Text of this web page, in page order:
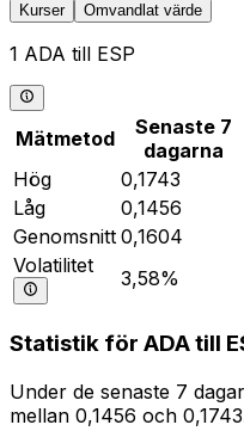
Kurser Omvandlat värde
1 ADA till ESP
Mätmetod
Senaste 7
dagarna
Hög
0,1743
Låg
0,1456
Genomsnitt 0,1604
Volatilitet
3,58%
Statistik för ADA till
Under de senaste 7
mellan 0,1456 och